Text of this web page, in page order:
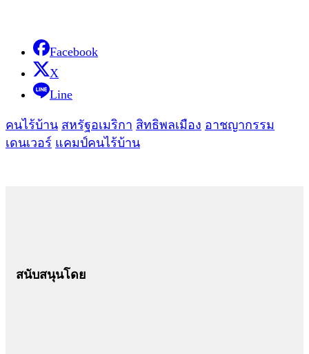
Facebook
X
Line
คนไร้บ้าน สหรัฐอเมริกา สิทธิพลเมือง อาชญากรรม
เดนเวอร์ แคมป์คนไร้บ้าน
สนับสนุนโดย